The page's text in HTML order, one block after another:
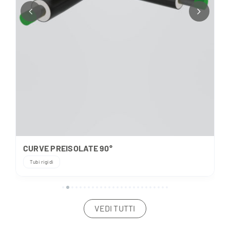
CURVE PREISOLATE 90°
Tubi rigidi
VEDI TUTTI